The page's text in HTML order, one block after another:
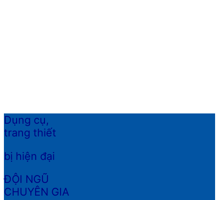
Dụng cụ,
trang thiết
bị hiện đại
ĐỘI NGŨ
CHUYÊN GIA